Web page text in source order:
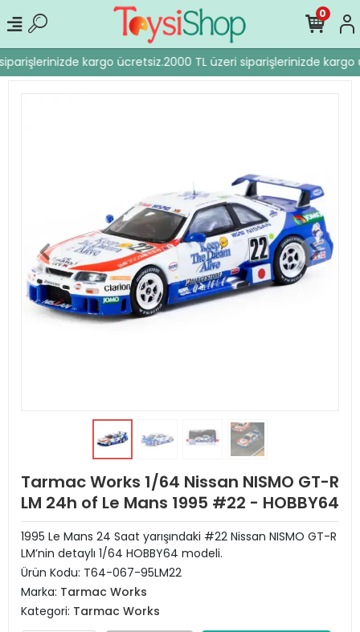
kargo ücretsiz.2000 TL üzeri siparişlerinizde kargo
0
Tarmac Works 1/64 Nissan NISMO GT-R
LM 24h of Le Mans 1995 #22 - HOBBY64
1995 Le Mans 24 Saat yarışındaki #22 Nissan NISMO GT-R
LM’nin detaylı 1/64 HOBBY64 modeli.
Ürün Kodu: T64-067-95LM22
Marka: Tarmac Works
Kategori: Tarmac Works